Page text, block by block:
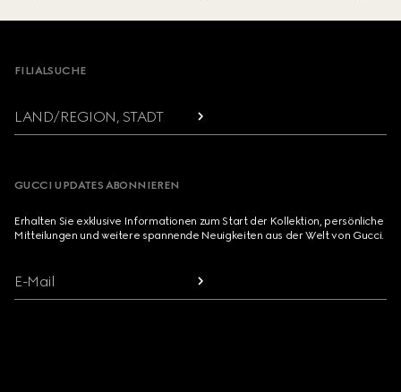
Footer
FILIALSUCHE
LAND/REGION, STADT
GUCCI UPDATES ABONNIEREN
Erhalten Sie exklusive Informationen zum Start der Kollektion, persönliche
Mitteilungen und weitere spannende Neuigkeiten aus der Welt von Gucci.
E-Mail